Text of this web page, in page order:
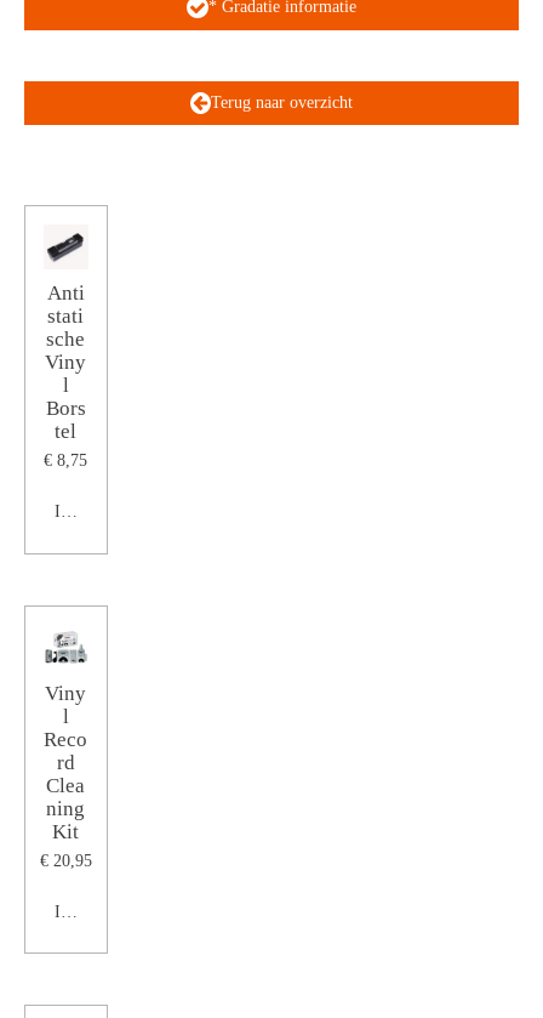
* Gradatie informatie
Terug naar overzicht
Anti
stati
sche
Viny
l
Bors
tel
€ 8,75
In winkelwagen
Viny
l
Reco
rd
Clea
ning
Kit
€ 20,95
In winkelwagen